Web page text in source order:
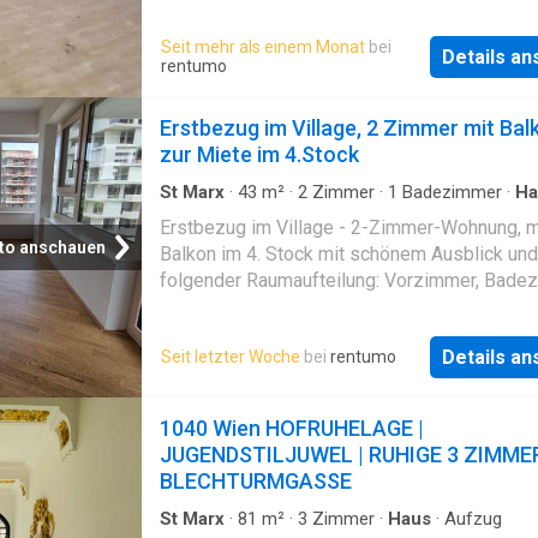
Jahr; Kündigungsfrist: 3 Monate;
BK, Lift sowie Steuern): € 9.923,- Kaution: €
des Gesamtbrut
Station Vorgartenstraße, U2-Station Messe-
sowie die Linien 11A, 11B, 82A, N81 + N25
Seit mehr als einem Monat bei
rentumo
Details
anschauen
Erstbezug im Village, 2 Zimmer mit
zur Miete im 4.Stock
St Marx · 43 m² · 2 Zimmer · 1 Badezimmer ·
Erstbezug im Village - 2-Zimmer-Wohnung,
Balkon im 4. Stock mit schönem Ausblick und
folgender Raumaufteilung: Vorzimmer,
kompletter Küche, die noch ausgestattet
Abstellraum, Schlafzimmer. Den schönen
kann man von beiden Zimmern erreichen.
Seit letzter Woche bei rentumo Details
1040 Wien HOFRUHELAGE |
JUGENDSTILJUWEL | RUHIGE 3
BLECHTURMGASSE
St Marx · 81 m² · 3 Zimmer · Haus · Aufzug